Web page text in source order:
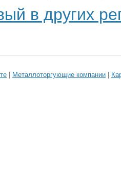
в других
| Металлоторгующие компании |